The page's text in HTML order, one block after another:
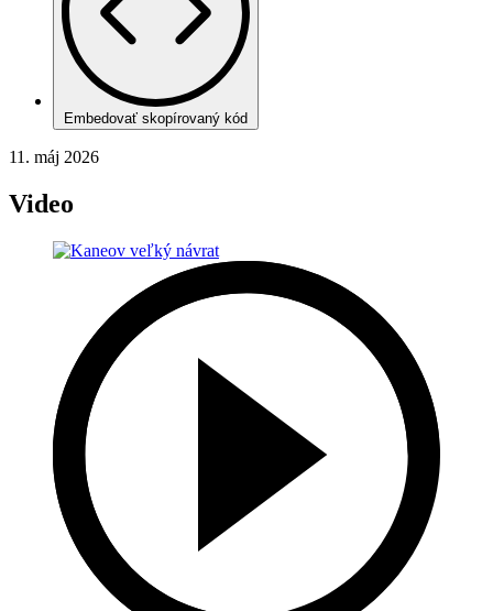
Embedovať skopírovaný kód
11. máj 2026
Video